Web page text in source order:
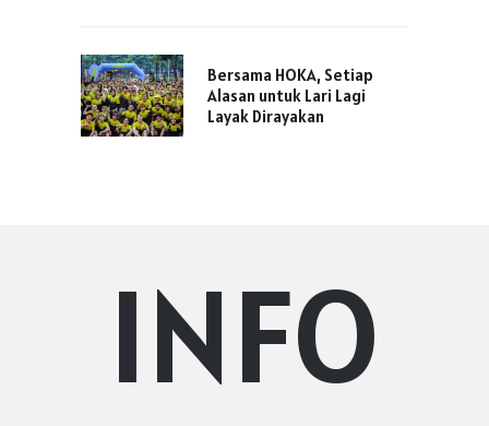
Bersama HOKA, Setiap
Alasan untuk Lari Lagi
Layak Dirayakan
INFO